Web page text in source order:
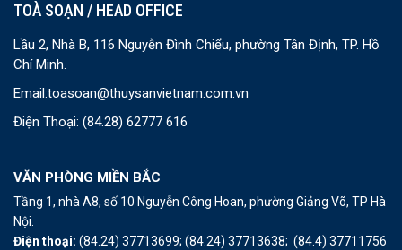
TOÀ SOẠN / HEAD OFFICE
Lầu 2, Nhà B, 116 Nguyễn Đình Chiểu, phường Tân Định, TP. Hồ
Chí Minh.
Email:toasoan@thuysanvietnam.com.vn
Điện Thoại: (84.28) 62777 616
VĂN PHÒNG MIỀN BẮC
Tầng 1, nhà A8, số 10 Nguyễn Công Hoan, phường Giảng Võ, TP Hà
Nội.
Điện thoại: (84.24) 37713699; (84.24) 37713638; (84.4) 37711756